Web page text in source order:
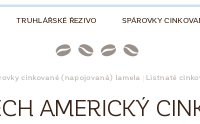
TRUHLÁŘSKÉ ŘEZIVO SPÁROVKY
PALIVOVÉ DŘEVO
500 SLOVNÍČEK POJMŮ
KUTILY A MODELÁŘE O NÁS
cinkované (napojovaná) lamela Listnaté
AMERICKÝ